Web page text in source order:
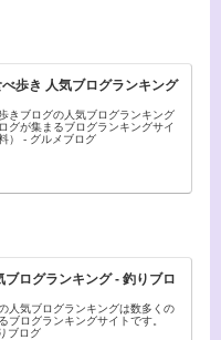
歩き 人気ブログランキング
きブログの人気ブログランキング
グが集まるブログランキングサイ
） - グルメブログ
ブログランキング - 釣りブロ
人気ブログランキングは数多くの
ブログランキングサイトです。
ブログ